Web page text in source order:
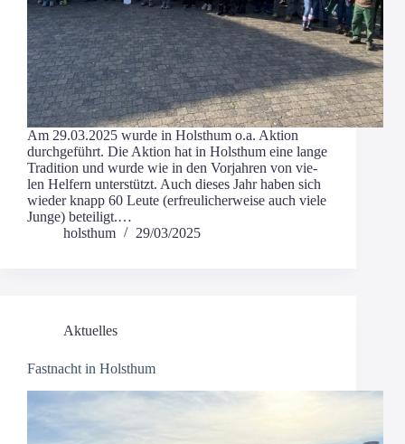
Am 29.03.2025 wur­de in Holst­hum o.a. Akti­on
durch­ge­führt. Die Akti­on hat in Holst­hum eine lan­ge
Tra­di­ti­on und wur­de wie in den Vor­jah­ren von vie­
len Hel­fern unter­stützt. Auch die­ses Jahr haben sich
wie­der knapp 60 Leu­te (erfreu­li­cher­wei­se auch vie­le
Jun­ge) beteiligt.…
holsthum
29/03/2025
Aktuelles
Fastnacht in Holsthum